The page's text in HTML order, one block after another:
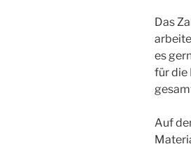
Das
es
für die
Auf